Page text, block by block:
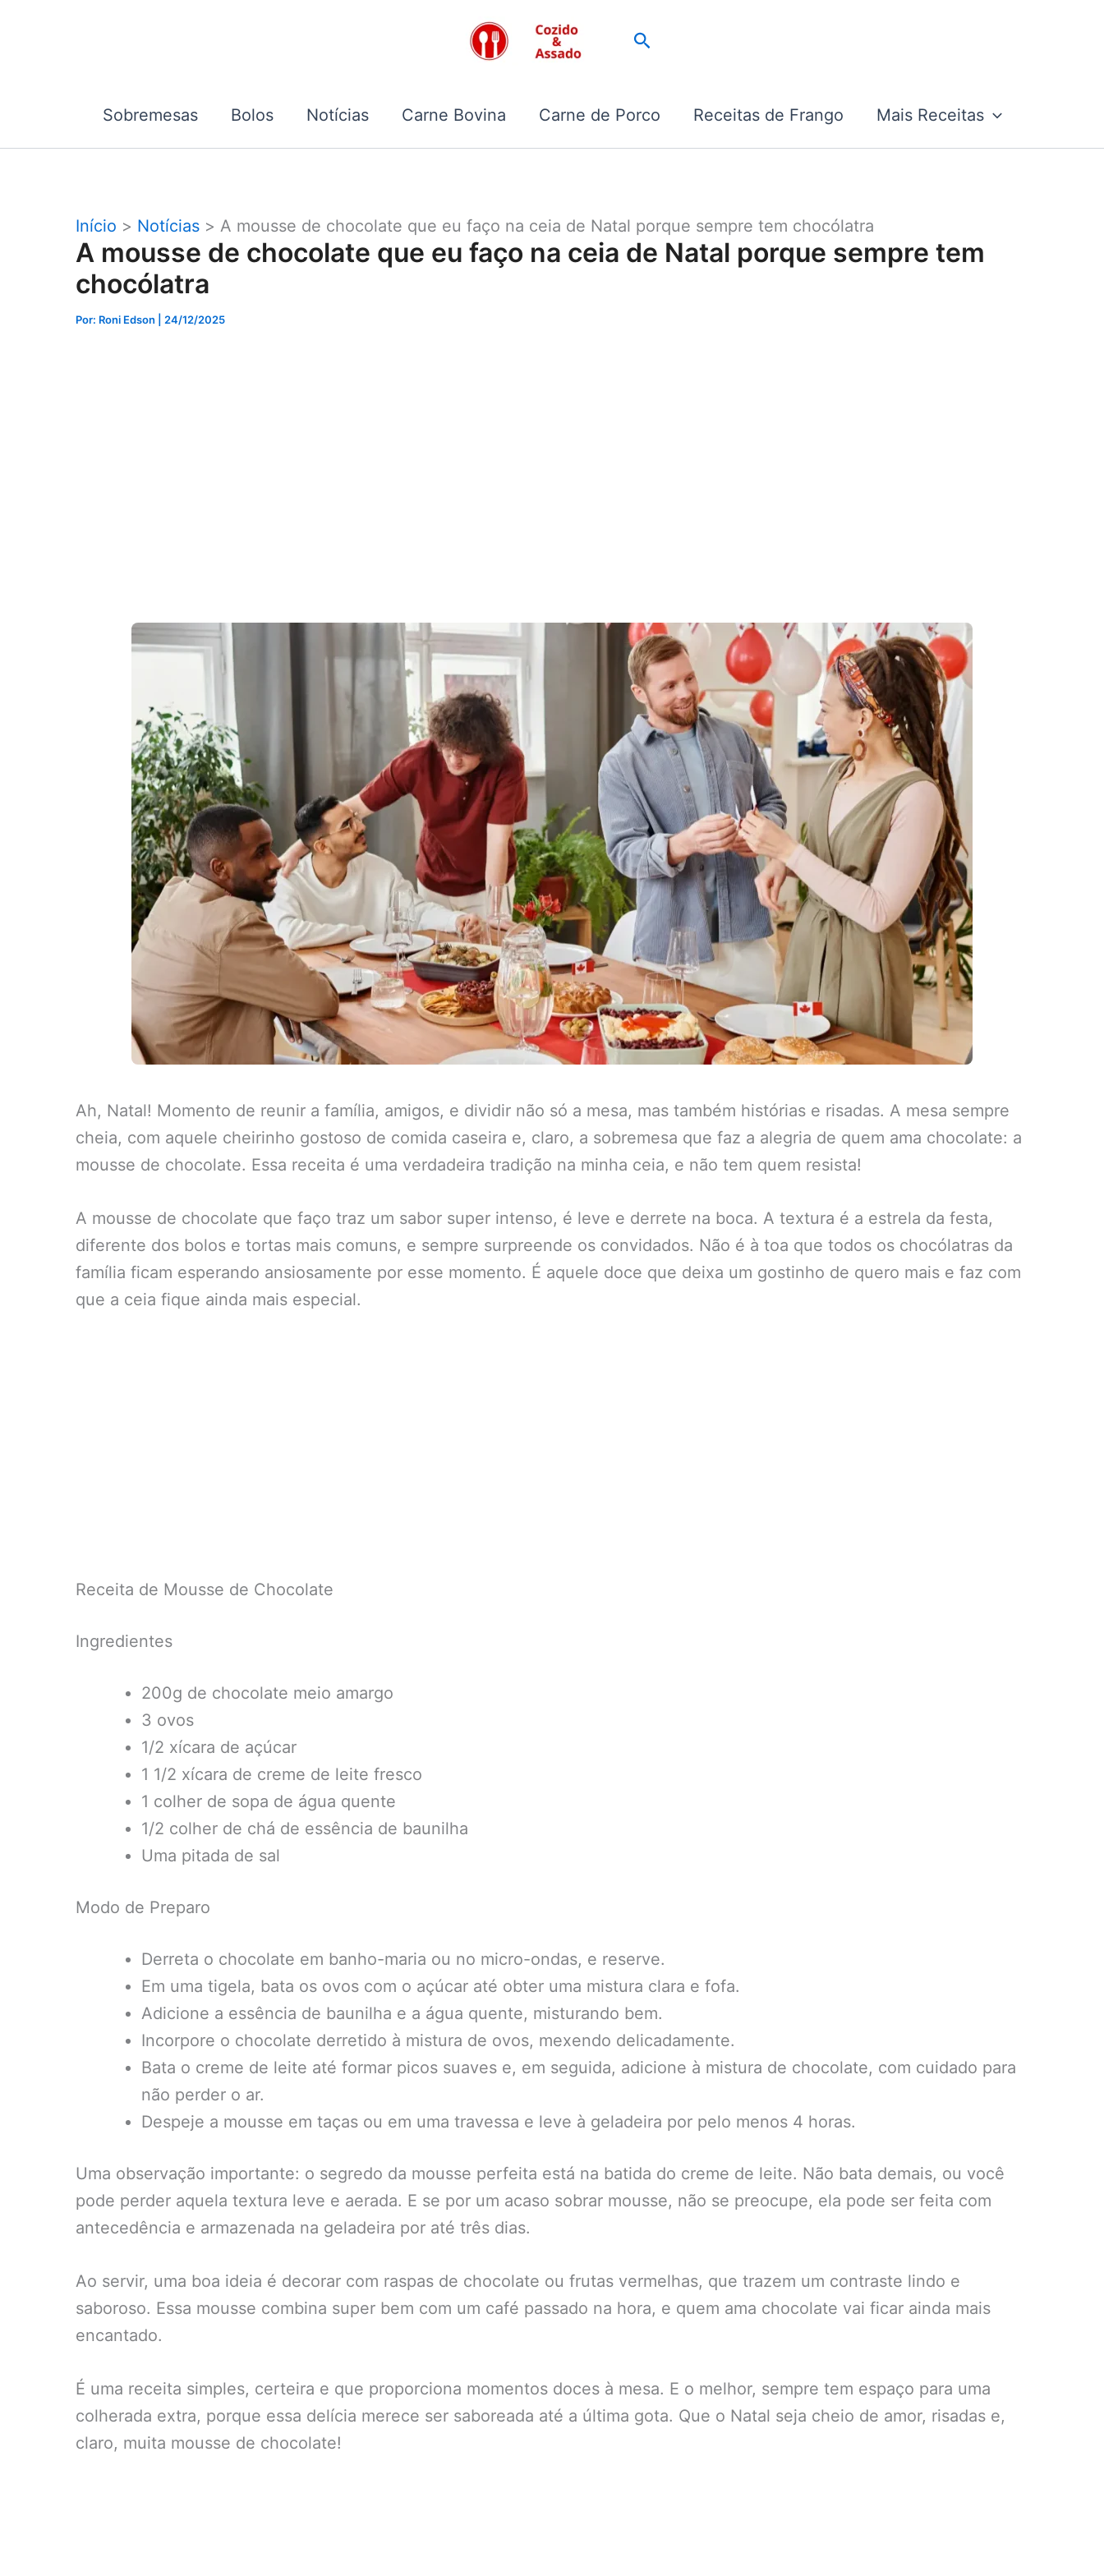
Pesquisar
Sobremesas Bolos Notícias Carne Bovina Carne de Porco Receitas de Frango Mais Receitas
Início Notícias A mousse de chocolate que eu faço na ceia de Natal porque sempre tem chocólatra
A mousse de chocolate que eu faço na ceia de Natal porque sempre tem
chocólatra
Por: Roni Edson | 24/12/2025
Ah, Natal! Momento de reunir a família, amigos, e dividir não só a mesa, mas também histórias e risadas. A mesa sempre
cheia, com aquele cheirinho gostoso de comida caseira e, claro, a sobremesa que faz a alegria de quem ama chocolate: a
mousse de chocolate. Essa receita é uma verdadeira tradição na minha ceia, e não tem quem resista!
A mousse de chocolate que faço traz um sabor super intenso, é leve e derrete na boca. A textura é a estrela da festa,
diferente dos bolos e tortas mais comuns, e sempre surpreende os convidados. Não é à toa que todos os chocólatras da
família ficam esperando ansiosamente por esse momento. É aquele doce que deixa um gostinho de quero mais e faz com
que a ceia fique ainda mais especial.
Receita de Mousse de Chocolate
Ingredientes
200g de chocolate meio amargo
3 ovos
1/2 xícara de açúcar
1 1/2 xícara de creme de leite fresco
1 colher de sopa de água quente
1/2 colher de chá de essência de baunilha
Uma pitada de sal
Modo de Preparo
Derreta o chocolate em banho-maria ou no micro-ondas, e reserve.
Em uma tigela, bata os ovos com o açúcar até obter uma mistura clara e fofa.
Adicione a essência de baunilha e a água quente, misturando bem.
Incorpore o chocolate derretido à mistura de ovos, mexendo delicadamente.
Bata o creme de leite até formar picos suaves e, em seguida, adicione à mistura de chocolate, com cuidado para
não perder o ar.
Despeje a mousse em taças ou em uma travessa e leve à geladeira por pelo menos 4 horas.
Uma observação importante: o segredo da mousse perfeita está na batida do creme de leite. Não bata demais, ou você
pode perder aquela textura leve e aerada. E se por um acaso sobrar mousse, não se preocupe, ela pode ser feita com
antecedência e armazenada na geladeira por até três dias.
Ao servir, uma boa ideia é decorar com raspas de chocolate ou frutas vermelhas, que trazem um contraste lindo e
saboroso. Essa mousse combina super bem com um café passado na hora, e quem ama chocolate vai ficar ainda mais
encantado.
É uma receita simples, certeira e que proporciona momentos doces à mesa. E o melhor, sempre tem espaço para uma
colherada extra, porque essa delícia merece ser saboreada até a última gota. Que o Natal seja cheio de amor, risadas e,
claro, muita mousse de chocolate!